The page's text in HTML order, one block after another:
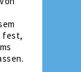
fest,